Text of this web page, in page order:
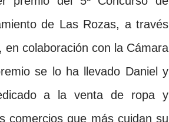
de Las Rozas, a través
colaboración con la Cámara
se lo ha llevado Daniel y
a la venta de ropa y
comercios que más cuidan su